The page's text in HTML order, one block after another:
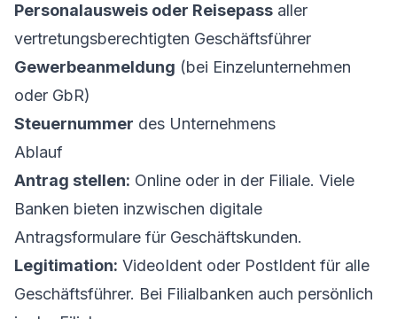
Personalausweis oder Reisepass aller
vertretungsberechtigten Geschäftsführer
Gewerbeanmeldung (bei Einzelunternehmen
oder GbR)
Steuernummer des Unternehmens
Ablauf
Antrag stellen: Online oder in der Filiale. Viele
Banken bieten inzwischen digitale
Antragsformulare für Geschäftskunden.
Legitimation: VideoIdent oder PostIdent für alle
Geschäftsführer. Bei Filialbanken auch persönlich